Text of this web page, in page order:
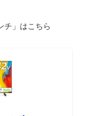
チ」はこちら